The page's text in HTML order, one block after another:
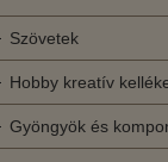
Szövetek
Hobby kreatív
Gyöngyök és